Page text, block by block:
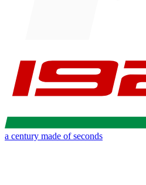
a century made of seconds